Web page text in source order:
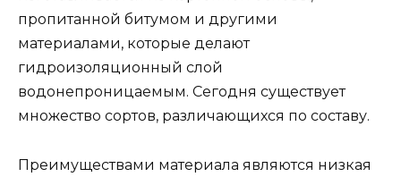
пропитанной битумом и другими
материалами, которые делают
гидроизоляционный слой
водонепроницаемым. Сегодня существует
множество сортов, различающихся по составу.
Преимуществами материала являются низкая